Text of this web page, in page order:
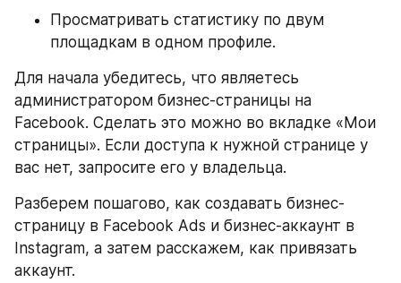
Просматривать статистику по двум
площадкам в одном профиле.
Для начала убедитесь, что являетесь
администратором бизнес-страницы на
Facebook. Сделать это можно во вкладке «Мои
страницы». Если доступа к нужной странице у
вас нет, запросите его у владельца.
Разберем пошагово, как создавать бизнес-
страницу в Facebook Ads и бизнес-аккаунт в
Instagram, а затем расскажем, как привязать
аккаунт.